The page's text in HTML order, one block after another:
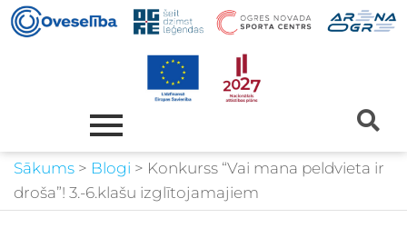
Sākums > Blogi > Konkurss “Vai mana peldvieta ir
droša”! 3.-6.klašu izglītojamajiem